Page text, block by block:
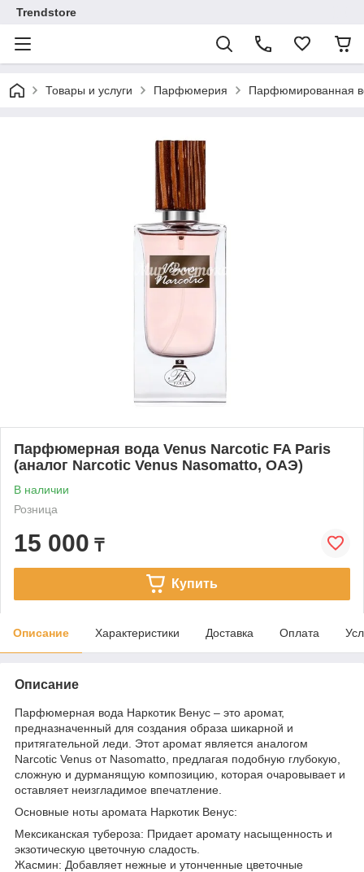
Trendstore
Товары и услуги Парфюмерия Парфюмированная
Парфюмерная вода Venus Narcotic FA Paris
(аналог Narcotic Venus Nasomatto, ОАЭ)
В наличии
Розница
15 000 ₸
Купить
Описание Характеристики Доставка Оплата
Описание
Парфюмерная вода Наркотик Венус – это аромат,
предназначенный для создания образа шикарной и
притягательной леди. Этот аромат является аналогом
Narcotic Venus от Nasomatto, предлагая подобную глубокую,
сложную и дурманящую композицию, которая очаровывает и
оставляет неизгладимое впечатление.
Основные ноты аромата Наркотик Венус:
Мексиканская тубероза: Придает аромату насыщенность и
экзотическую цветочную сладость.
Жасмин: Добавляет нежные и утонченные цветочные